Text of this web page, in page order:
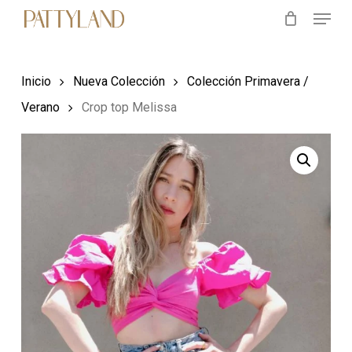
content
Menu
Inicio Nueva Colección
Colección Primavera /
Verano
Crop top Melissa